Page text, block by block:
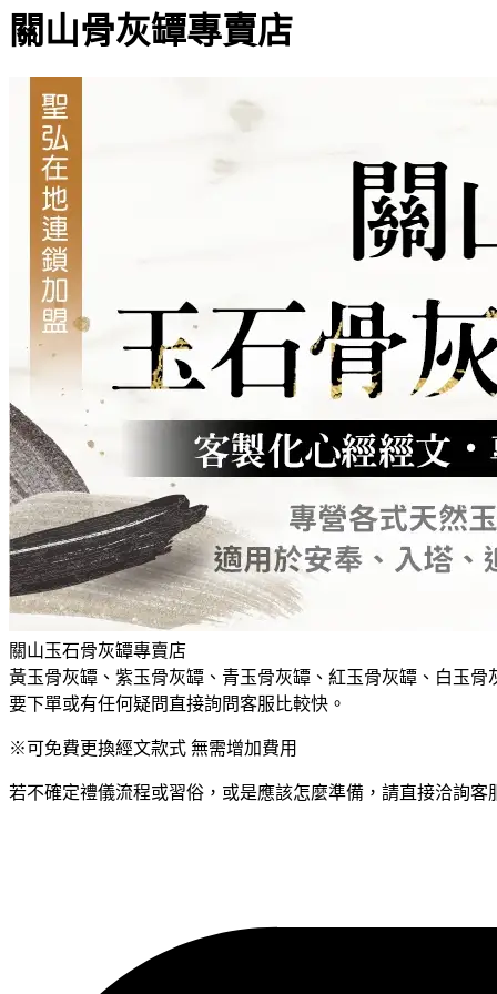
關山骨灰罈專賣店
關山玉石骨灰罈專賣店
黃玉骨灰罈、紫玉骨灰罈、青玉骨灰罈、紅玉骨灰罈、白玉
要下單或有任何疑問直接詢問客服比較快。
※可免費更換經文款式 無需增加費用
若不確定禮儀流程或習俗，或是應該怎麼準備，請直接洽詢